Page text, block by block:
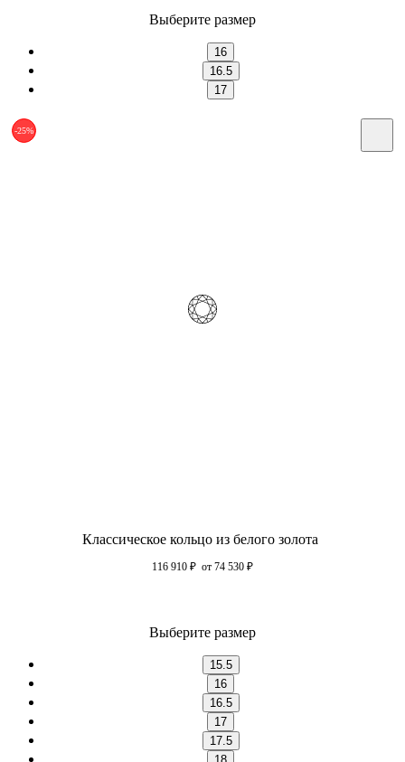
Выберите размер
16
16.5
17
-25%
Классическое кольцо из белого золота
116 910 ₽ от 74 530 ₽
Выберите размер
15.5
16
16.5
17
17.5